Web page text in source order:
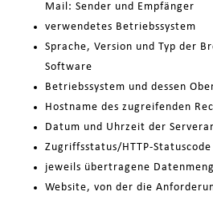
Mail: Sender und Empfänger
verwendetes Betriebssystem
Sprache, Version und Typ der
Software
Betriebssystem und dessen
Hostname des zugreifenden
Datum und Uhrzeit der
Zugriffsstatus/HTTP-Statuscode
jeweils übertragene
Website, von der die